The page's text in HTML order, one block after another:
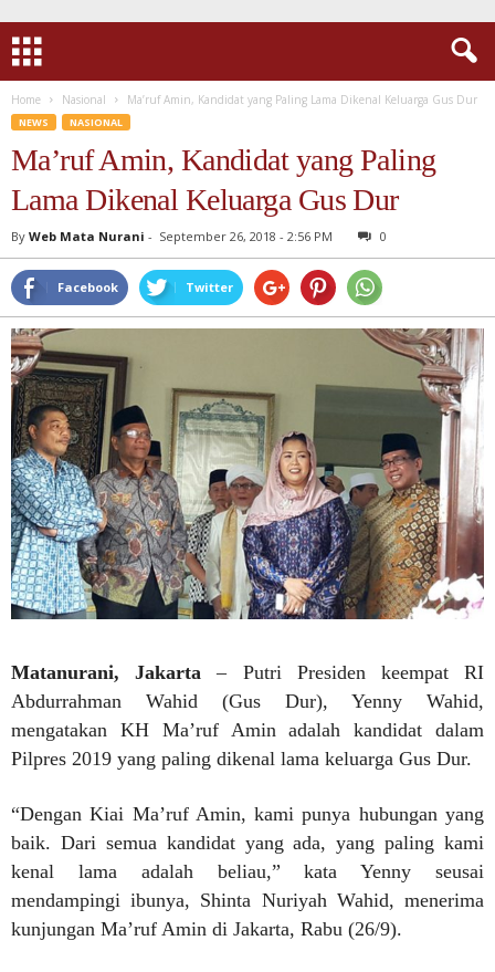
Home Nasional Ma’ruf Amin, Kandidat yang Paling Lama Dikenal Keluarga Gus Dur
NEWS NASIONAL
Ma’ruf Amin, Kandidat yang Paling
Lama Dikenal Keluarga Gus Dur
By Web Mata Nurani - September 26, 2018 - 2:56 PM 0
Facebook Twitter
Matanurani, Jakarta – Putri Presiden keempat RI
Abdurrahman Wahid (Gus Dur), Yenny Wahid,
mengatakan KH Ma’ruf Amin adalah kandidat dalam
Pilpres 2019 yang paling dikenal lama keluarga Gus Dur.
“Dengan Kiai Ma’ruf Amin, kami punya hubungan yang
baik. Dari semua kandidat yang ada, yang paling kami
kenal lama adalah beliau,” kata Yenny seusai
mendampingi ibunya, Shinta Nuriyah Wahid, menerima
kunjungan Ma’ruf Amin di Jakarta, Rabu (26/9).